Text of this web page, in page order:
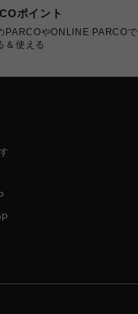
ポイント
PARCOやONLINE PARCOで
＆使える